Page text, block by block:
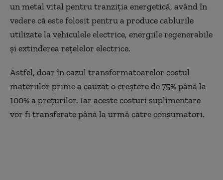
un metal vital pentru tranziția energetică, având în
vedere că este folosit pentru a produce cablurile
utilizate la vehiculele electrice, energiile regenerabile
şi extinderea reţelelor electrice.
Astfel, doar în cazul transformatoarelor costul
materiilor prime a cauzat o creștere de 75% până la
100% a prețurilor. Iar aceste costuri suplimentare
vor fi transferate până la urmă către consumatori.